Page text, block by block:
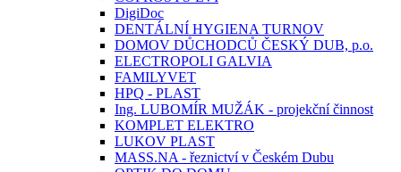
DigiDoc
DENTÁLNÍ HYGIENA TURNOV
DOMOV DŮCHODCŮ ČESKÝ DUB, p.o.
ELECTROPOLI GALVIA
FAMILYVET
HPQ - PLAST
Ing. LUBOMÍR MUŽÁK - projekční činnost
KOMPLET ELEKTRO
LUKOV PLAST
MASS.NA - řeznictví v Českém Dubu